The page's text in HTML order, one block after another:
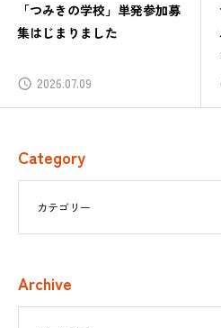
「つみきの学校」単発参加募
集はじまりました
2026.07.09
Category
Archive